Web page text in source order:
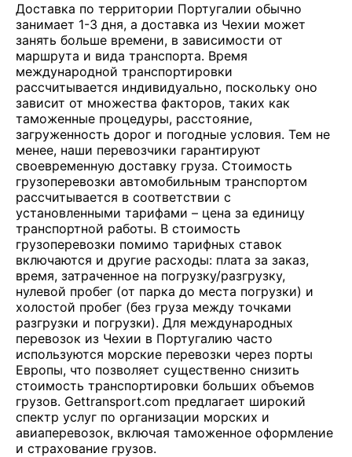
Доставка по территории Португалии обычно
занимает 1-3 дня, а доставка из Чехии может
занять больше времени, в зависимости от
маршрута и вида транспорта. Время
международной транспортировки
рассчитывается индивидуально, поскольку оно
зависит от множества факторов, таких как
таможенные процедуры, расстояние,
загруженность дорог и погодные условия. Тем не
менее, наши перевозчики гарантируют
своевременную доставку груза. Стоимость
грузоперевозки автомобильным транспортом
рассчитывается в соответствии с
установленными тарифами – цена за единицу
транспортной работы. В стоимость
грузоперевозки помимо тарифных ставок
включаются и другие расходы: плата за заказ,
время, затраченное на погрузку/разгрузку,
нулевой пробег (от парка до места погрузки) и
холостой пробег (без груза между точками
разгрузки и погрузки). Для международных
перевозок из Чехии в Португалию часто
используются морские перевозки через порты
Европы, что позволяет существенно снизить
стоимость транспортировки больших объемов
грузов. Gettransport.com предлагает широкий
спектр услуг по организации морских и
авиаперевозок, включая таможенное оформление
и страхование грузов.